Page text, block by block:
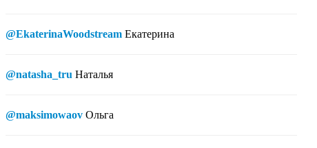
@EkaterinaWoodstream Екатерина
@natasha_tru Наталья
@maksimowaov Ольга